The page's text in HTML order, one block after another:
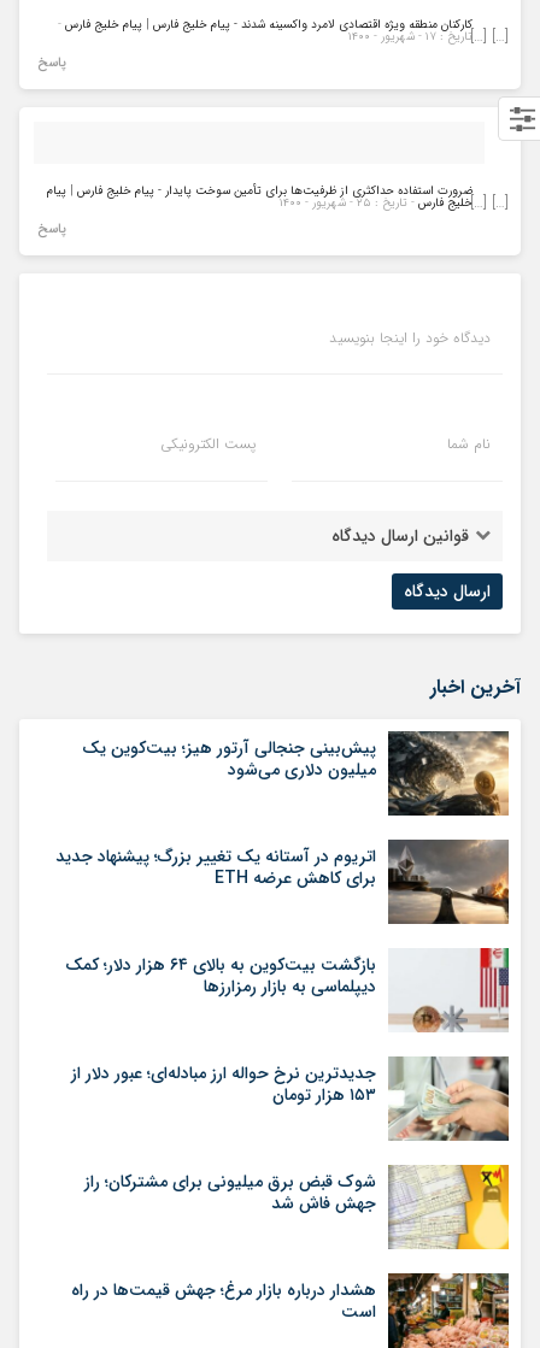
کارکنان منطقه ویژه اقتصادی لامرد واکسینه شدند - پیام خلیج فارس | پیام خلیج فارس -
تاریخ : ۱۷ - شهریور - ۱۴۰۰[…] […]
پاسخ
ضرورت استفاده حداکثری از ظرفیت‌ها برای تأمین سوخت پایدار - پیام خلیج فارس | پیام
خلیج فارس - تاریخ : ۲۵ - شهریور - ۱۴۰۰ […] […]
پاسخ
دیدگاه خود را اینجا بنویسید
نام شما پست الکترونیکی
قوانین ارسال دیدگاه
آخرین اخبار
پیش‌بینی جنجالی آرتور هیز؛ بیت‌کوین یک
میلیون دلاری می‌شود
اتریوم در آستانه یک تغییر بزرگ؛ پیشنهاد جدید
برای کاهش عرضه ETH
بازگشت بیت‌کوین به بالای ۶۴ هزار دلار؛ کمک
دیپلماسی به بازار رمزارزها
جدیدترین نرخ حواله ارز مبادله‌ای؛ عبور دلار از
۱۵۳ هزار تومان
شوک قبض برق میلیونی برای مشترکان؛ راز
جهش فاش شد
هشدار درباره بازار مرغ؛ جهش قیمت‌ها در راه
است